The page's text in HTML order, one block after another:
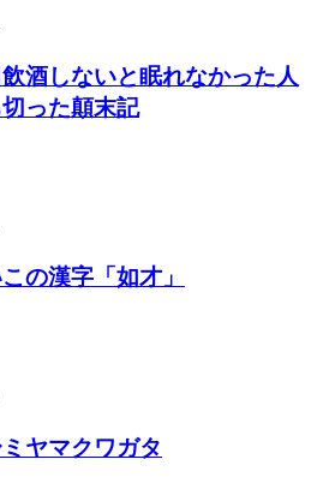
酒しないと眠れなかった人
った顛末記
の漢字「如才」
ヤマクワガタ